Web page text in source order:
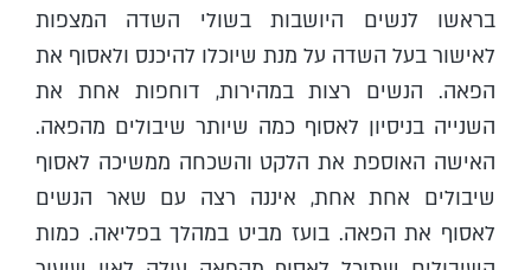
בראשו לנשים היושבות בשולי השדה המצפות
לאישור בעל השדה על מנת שיוכלו להיכנס ולאסוף את
הפאה. הנשים רצות במהירות, דוחפות אחת את
השנייה בניסיון לאסוף כמה שיותר שיבולים מהפאה.
האישה האוספת את הלקט והשכחה ממשיכה לאסוף
שיבולים אחת אחת, איננה רצה עם שאר הנשים
לאסוף את הפאה. בועז מביט במהלך בפליאה. כמות